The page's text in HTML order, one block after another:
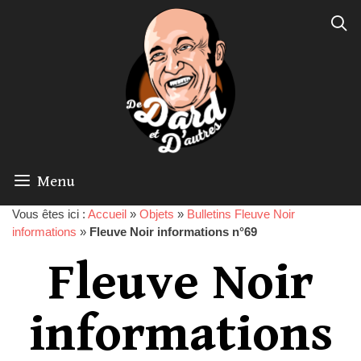
Menu
Vous êtes ici : Accueil » Objets » Bulletins Fleuve Noir
informations » Fleuve Noir informations n°69
Fleuve Noir
informations